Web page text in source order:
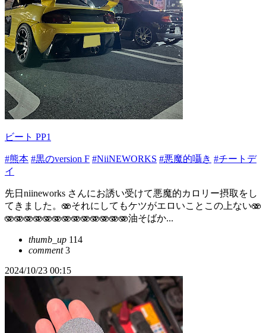
ビート PP1
#熊本 #黒のversion F #NiiNEWORKS #悪魔的囁き #チートデ
イ
先日niineworks さんにお誘い受けて悪魔的カロリー摂取をし
てきました。🫨それにしてもケツがエロいことこの上ない🫨
🫨🫨🫨🫨🫨🫨🫨🫨🫨🫨🫨🫨🫨油そばか...
thumb_up 114
comment3
2024/10/23 00:15